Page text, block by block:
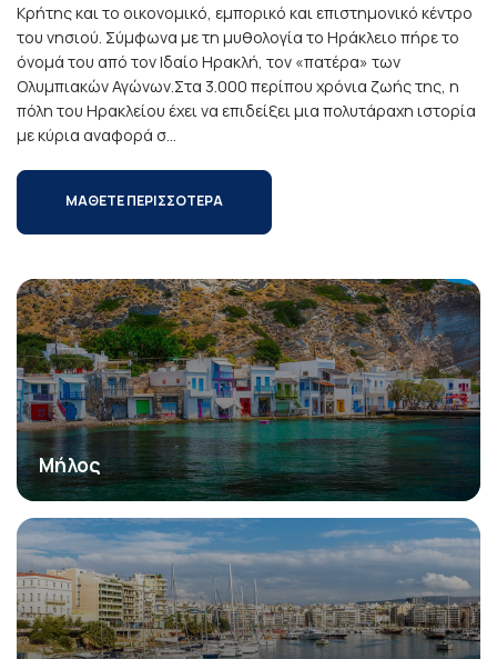
Κρήτης και το οικονομικό, εμπορικό και επιστημονικό κέντρο
του νησιού. Σύμφωνα με τη μυθολογία το Ηράκλειο πήρε το
όνομά του από τον Ιδαίο Ηρακλή, τον «πατέρα» των
Ολυμπιακών Αγώνων.Στα 3.000 περίπου χρόνια ζωής της, η
πόλη του Ηρακλείου έχει να επιδείξει μια πολυτάραχη ιστορία
με κύρια αναφορά σ...
ΜΑΘΕΤΕ ΠΕΡΙΣΣΟΤΕΡΑ
Μήλος